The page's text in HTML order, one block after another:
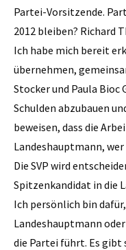
Partei-Vorsitzende.
2012 bleiben? Richard
Ich habe mich bereit
übernehmen,
Stocker und Paula Bioc
Schulden abzubauen
beweisen, dass die
Landeshauptmann,
Die SVP wird
Spitzenkandidat in die
Ich persönlich bin
Landeshauptmann
die Partei führt. Es gibt